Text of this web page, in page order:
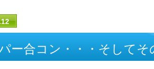
ー合コン・・・そして